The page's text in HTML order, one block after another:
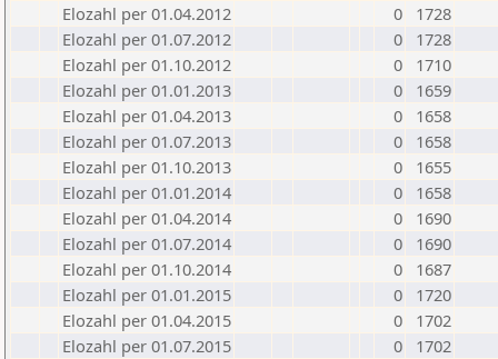
Elozahl per 01.04.2012
0
1728
Elozahl per 01.07.2012
0
1728
Elozahl per 01.10.2012
0
1710
Elozahl per 01.01.2013
0
1659
Elozahl per 01.04.2013
0
1658
Elozahl per 01.07.2013
0
1658
Elozahl per 01.10.2013
0
1655
Elozahl per 01.01.2014
0
1658
Elozahl per 01.04.2014
0
1690
Elozahl per 01.07.2014
0
1690
Elozahl per 01.10.2014
0
1687
Elozahl per 01.01.2015
0
1720
Elozahl per 01.04.2015
0
1702
Elozahl per 01.07.2015
0
1702